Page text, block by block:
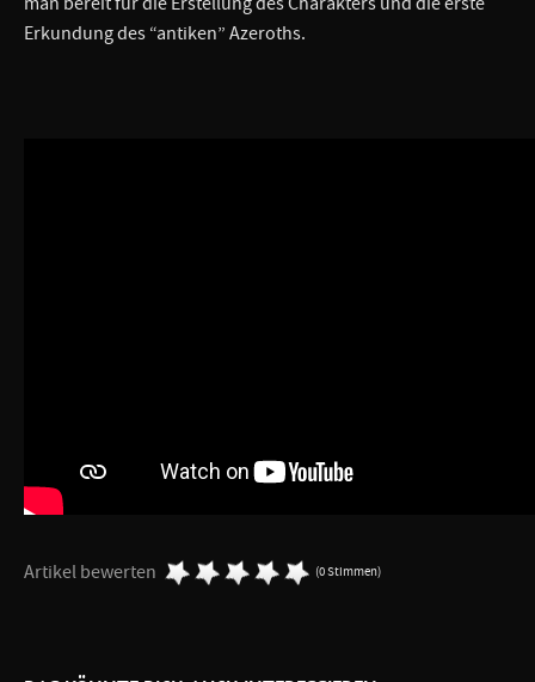
Erkundung des “antiken” Azeroths.
Artikel bewerten (0 Stimmen)